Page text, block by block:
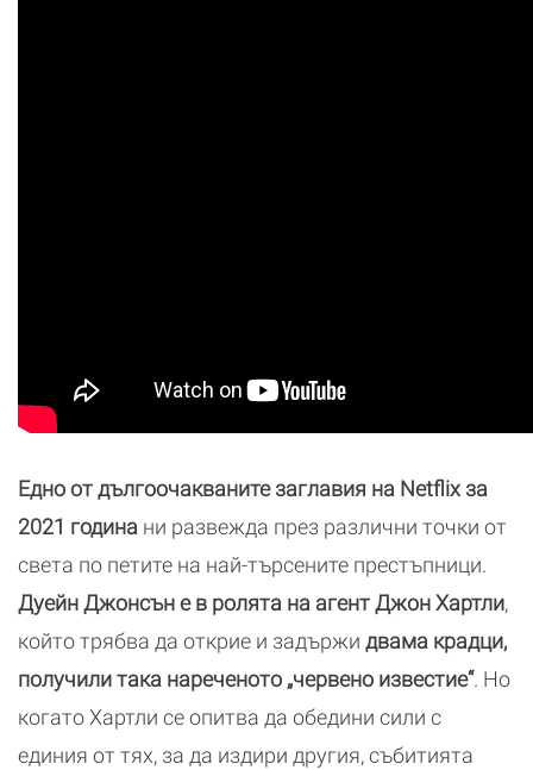
Едно от дългоочакваните заглавия на Netflix за
2021 година ни развежда през различни точки от
света по петите на най-търсените престъпници.
Дуейн Джонсън е в ролята на агент Джон Хартли,
който трябва да открие и задържи двама крадци,
получили така нареченото „червено известие“. Но
когато Хартли се опитва да обедини сили с
единия от тях, за да издири другия, събитията